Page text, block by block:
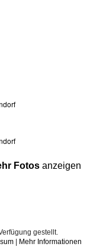
Fotos anzeigen
gestellt.
| Mehr Informationen